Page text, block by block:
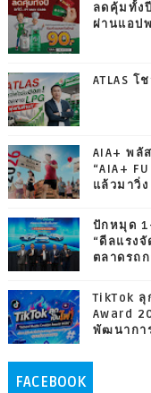
ลดคุ้มทั้ง
ผ่านแอปพ
ATLAS
AIA+ พลั
“AIA+
แล้วมาวิ่
ปักหมุด 1-
“ดีลแรง
ตลาดรถ
TikTok
Award
พัฒนากา
FACEBOOK